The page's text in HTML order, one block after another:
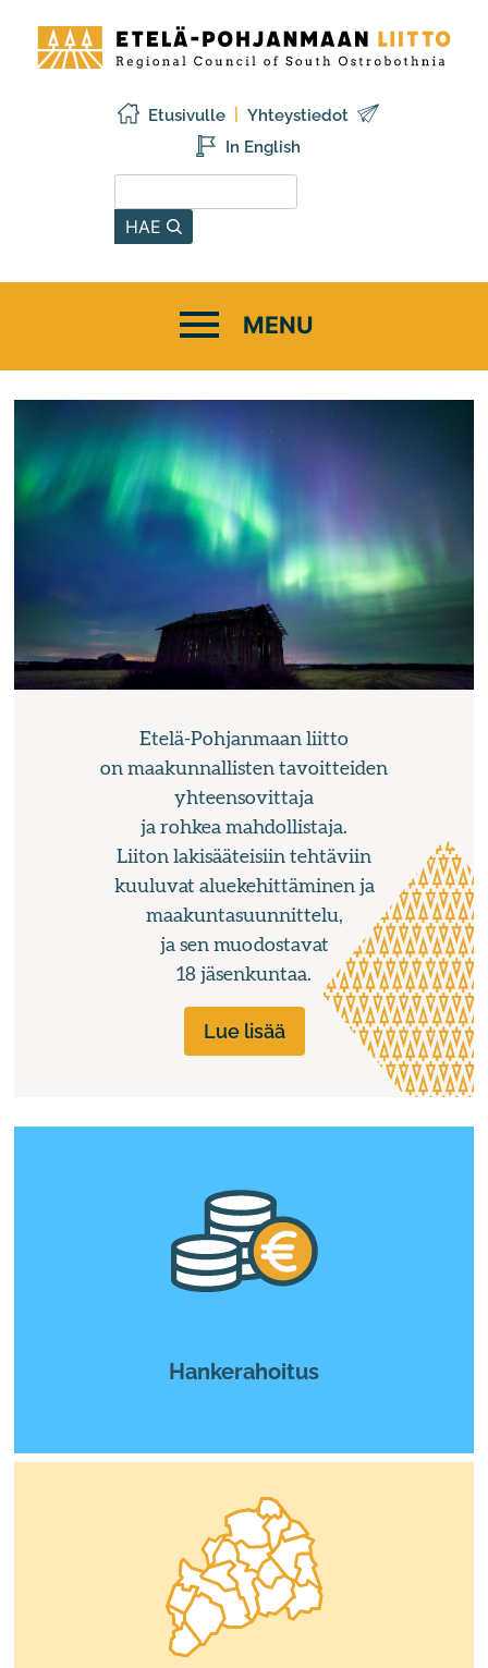
sisältöön
Pohjanmaan
liitto
Etusivulle Yhteystiedot
HAE
In English
Etelä-
Pohjanmaan
liitto
Etelä-Pohjanmaan liitto
on maakunnallisten tavoitteiden
yhteensovittaja
ja rohkea mahdollistaja.
Liiton lakisääteisiin tehtäviin
kuuluvat aluekehittäminen ja
maakuntasuunnittelu,
ja sen muodostavat
18 jäsenkuntaa.
Lue lisää
Hankerahoitus